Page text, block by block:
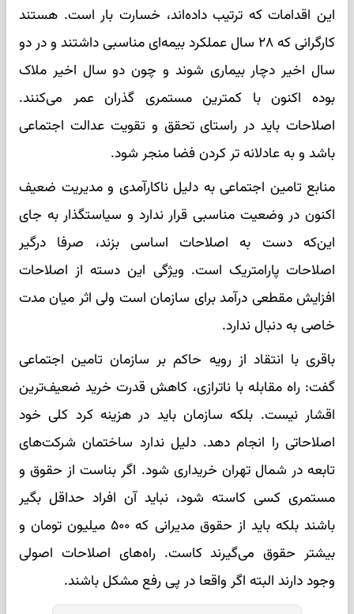
این اقدامات که ترتیب داده‌اند، خسارت بار است. هستند
کارگرانی که ۲۸ سال عملکرد بیمه‌ای مناسبی داشتند و در دو
سال اخیر دچار بیماری شوند و چون دو سال اخیر ملاک
بوده اکنون با کمترین مستمری گذران عمر می‌کنند.
اصلاحات باید در راستای تحقق و تقویت عدالت اجتماعی
باشد و به عادلانه تر کردن فضا منجر شود.
منابع تامین اجتماعی به دلیل ناکارآمدی و مدیریت ضعیف
اکنون در وضعیت مناسبی قرار ندارد و سیاستگذار به جای
این‌که دست به اصلاحات اساسی بزند، صرفا درگیر
اصلاحات پارامتریک است. ویژگی این دسته از اصلاحات
افزایش مقطعی درآمد برای سازمان است ولی اثر میان مدت
خاصی به دنبال ندارد.
باقری با انتقاد از رویه حاکم بر سازمان تامین اجتماعی
گفت: راه مقابله با ناترازی، کاهش قدرت خرید ضعیف‌ترین
اقشار نیست. بلکه سازمان باید در هزینه کرد کلی خود
اصلاحاتی را انجام دهد. دلیل ندارد ساختمان شرکت‌های
تابعه در شمال تهران خریداری شود. اگر بناست از حقوق و
مستمری کسی کاسته شود، نباید آن افراد حداقل بگیر
باشند بلکه باید از حقوق مدیرانی که ۵۰۰ میلیون تومان و
بیشتر حقوق می‌گیرند کاست. راه‌های اصلاحات اصولی
وجود دارند البته اگر واقعا در پی رفع مشکل باشند.